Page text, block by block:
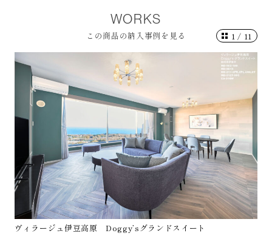
WORKS
この商品の納入事例を見る
ヴィラージュ伊豆高原 Doggy’sグランドスイート
1 / 11